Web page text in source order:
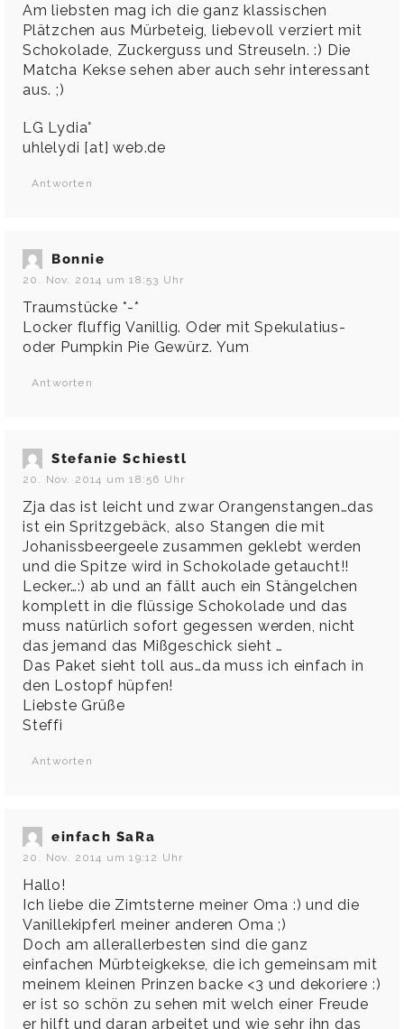
Am liebsten mag ich die ganz klassischen
Plätzchen aus Mürbeteig, liebevoll verziert mit
Schokolade, Zuckerguss und Streuseln. :) Die
Matcha Kekse sehen aber auch sehr interessant
aus. ;)
LG Lydia°
uhlelydi [at] web.de
Antworten
Bonnie
20. Nov. 2014 um 18:53 Uhr
Traumstücke *-*
Locker fluffig Vanillig. Oder mit Spekulatius-
oder Pumpkin Pie Gewürz. Yum
Antworten
Stefanie Schiestl
20. Nov. 2014 um 18:56 Uhr
Zja das ist leicht und zwar Orangenstangen…das
ist ein Spritzgebäck, also Stangen die mit
Johanissbeergeele zusammen geklebt werden
und die Spitze wird in Schokolade getaucht!!
Lecker…:) ab und an fällt auch ein Stängelchen
komplett in die flüssige Schokolade und das
muss natürlich sofort gegessen werden, nicht
das jemand das Mißgeschick sieht …
Das Paket sieht toll aus…da muss ich einfach in
den Lostopf hüpfen!
Liebste Grüße
Steffi
Antworten
einfach SaRa
20. Nov. 2014 um 19:12 Uhr
Hallo!
Ich liebe die Zimtsterne meiner Oma :) und die
Vanillekipferl meiner anderen Oma ;)
Doch am allerallerbesten sind die ganz
einfachen Mürbteigkekse, die ich gemeinsam mit
meinem kleinen Prinzen backe <3 und dekoriere :)
er ist so schön zu sehen mit welch einer Freude
er hilft und daran arbeitet und wie sehr ihn das